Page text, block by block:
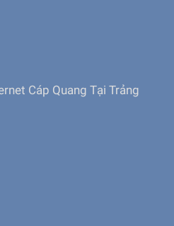
Cáp Quang Tại Trảng